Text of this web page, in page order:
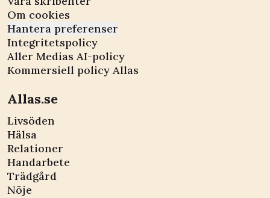
Om cookies
Hantera preferenser
Integritetspolicy
Aller Medias AI-policy
Kommersiell policy Allas
Allas.se
Livsöden
Hälsa
Relationer
Handarbete
Trädgård
Nöje